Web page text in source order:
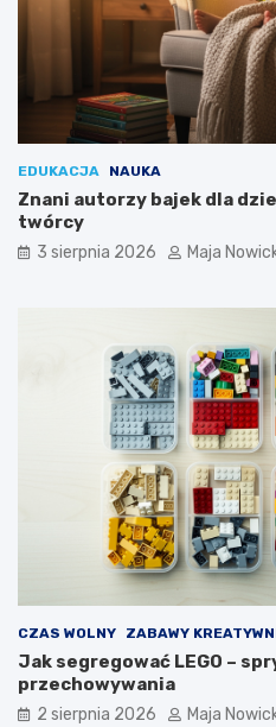
EDUKACJA NAUKA
Znani autorzy bajek dla
twórcy
3 sierpnia 2026 Maja
CZAS WOLNY ZABAWY
Jak segregować LEGO –
przechowywania
2 sierpnia 2026 Maja